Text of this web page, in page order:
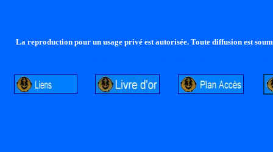
La reproduction pour un usage privé est autorisée. Toute diffusion est